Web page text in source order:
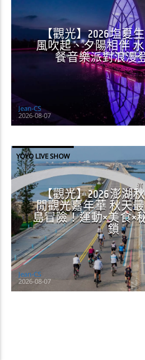
【觀光】2026塩夏
風吹起、夕陽相伴
餐音樂派對浪漫
Jean-CS
2026-08-07
YOYO LIVE SHOW
【觀光】2026澎湖
閒觀光嘉年華 秋天最
島冒險！運動×美食×
鎖
Jean-CS
2026-08-07